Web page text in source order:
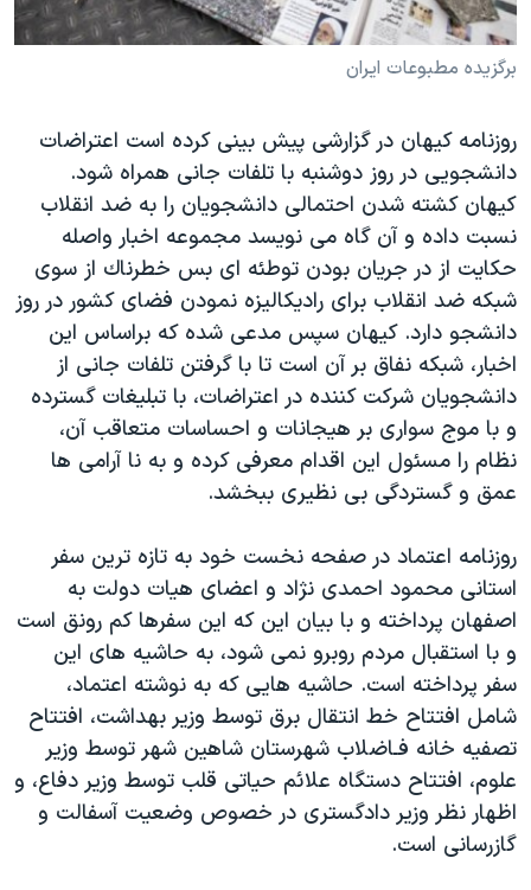
فرهنگ و زندگی
حقوق شهروندی
علم و فناوری
اسرائیل در جنگ
گالری عکس
آرشیو پخش زنده
مستندها
انتخابات ریاست جمهوری آمریکا ۲۰۲۴
رمز مهسا
ورزش زنان در ایران
اعتراضات زن، زندگی، آزادی
مجموعه مستندهای دادخواهی
تریبونال مردمی آبان ۹۸
دادگاه حمید نوری
چهل سال گروگان‌گیری
قانون شفافیت دارائی کادر رهبری ایران
اعتراضات مردمی آبان ۹۸
نرگس محمدی برنده جایزه نوبل صلح
همایش محافظه‌کاران آمریکا «سی‌پک»
صفحه‌های ویژه
سفر پرزیدنت ترامپ به چین
دنبال کنید
زبانهای مختلف
برگزیده مطبوعات ایران
روزنامه کیهان در گزارشی پیش بینی کرده است اعتراضات
دانشجویی در روز دوشنبه با تلفات جانی همراه شود.
کیهان کشته شدن احتمالی دانشجویان را به ضد انقلاب
نسبت داده و آن گاه می نویسد مجموعه اخبار واصله
حكایت از در جریان بودن توطئه ای بس خطرناك از سوی
شبكه ضد انقلاب برای رادیكالیزه نمودن فضای كشور در روز
دانشجو دارد. کیهان سپس مدعی شده که براساس این
اخبار، شبكه نفاق بر آن است تا با گرفتن تلفات جانی از
دانشجویان شركت كننده در اعتراضات، با تبلیغات گسترده
و با موج سواری بر هیجانات و احساسات متعاقب آن،
نظام را مسئول این اقدام معرفی كرده و به نا آرامی ها
عمق و گستردگی بی نظیری ببخشد.
روزنامه اعتماد در صفحه نخست خود به تازه ترین سفر
استانی محمود احمدی نژاد و اعضای هیات دولت به
اصفهان پرداخته و با بیان این که این سفرها کم رونق است
و با استقبال مردم روبرو نمی شود، به حاشیه های این
سفر پرداخته است. حاشیه هایی که به نوشته اعتماد،
شامل افتتاح خط انتقال برق توسط وزیر بهداشت، افتتاح
تصفیه خانه فـاضلاب شهرستان شاهین شهر توسط وزیر
علوم، افتتاح دستگاه علائم حیاتی قلب توسط وزیر دفاع، و
اظهار نظر وزیر دادگستری در خصوص وضعیت آسفالت و
گازرسانی است.